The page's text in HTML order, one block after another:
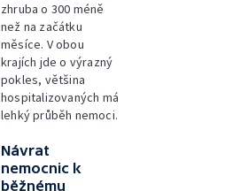
zhruba o 300 méně
než na začátku
měsíce. V obou
krajích jde o výrazný
pokles, většina
hospitalizovaných má
lehký průběh nemoci.
Návrat
nemocnic k
běžnému